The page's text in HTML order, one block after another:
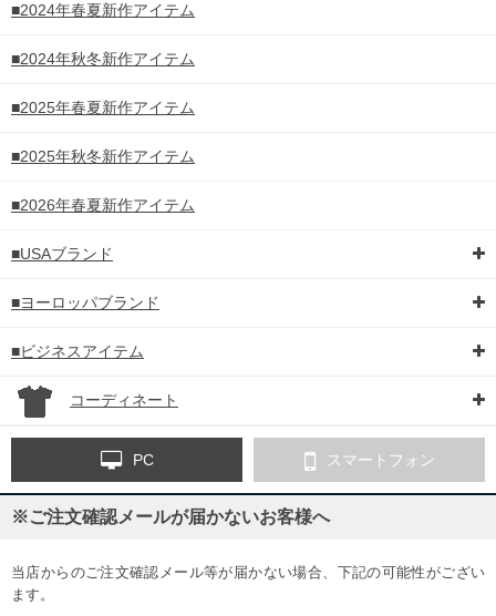
■2024年春夏新作アイテム
■2024年秋冬新作アイテム
■2025年春夏新作アイテム
■2025年秋冬新作アイテム
■2026年春夏新作アイテム
■USAブランド
■ヨーロッパブランド
■ビジネスアイテム
コーディネート
PC スマートフォン
※ご注文確認メールが届かないお客様へ
当店からのご注文確認メール等が届かない場合、下記の可能性がござい
ます。